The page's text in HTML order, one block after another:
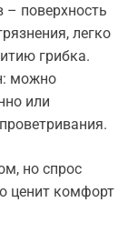
– поверхность
легко
грибка.
можно
или
но спрос
ценит комфорт